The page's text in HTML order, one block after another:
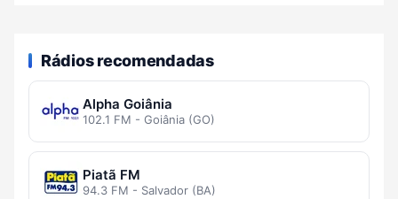
Rádios recomendadas
Alpha Goiânia
102.1 FM - Goiânia (GO)
Piatã FM
94.3 FM - Salvador (BA)